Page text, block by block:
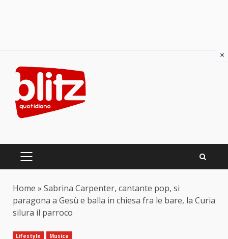
content
PRIMARY
Home » Sabrina Carpenter, cantante pop, si
paragona a Gesù e balla in chiesa fra le bare, la Curia
silura il parroco
Lifestyle Musica
×